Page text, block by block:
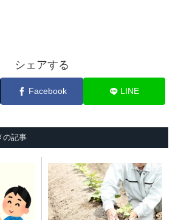
シェアする
Facebook LINE
の記事